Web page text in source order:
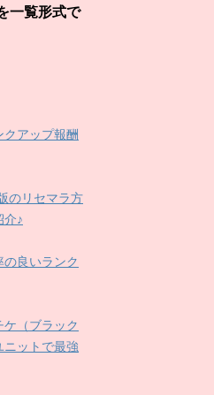
一覧形式で
クアップ報酬
のリセマラ方
介♪
の良いランク
ケ（ブラック
ニットで最強